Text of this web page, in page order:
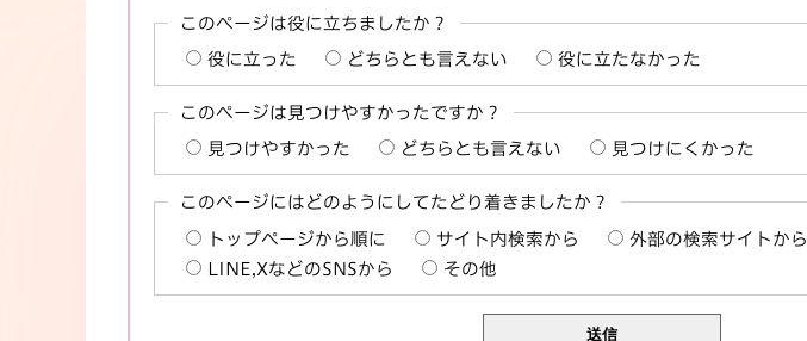
このページは役に立ちましたか？
役に立った どちらとも言えない 役に立たなかった
このページは見つけやすかったですか？
見つけやすかった どちらとも言えない 見つけにくかった
このページにはどのようにしてたどり着きましたか？
トップページから順に サイト内検索から
外部の検索サイトから
LINE,XなどのSNSから
その他